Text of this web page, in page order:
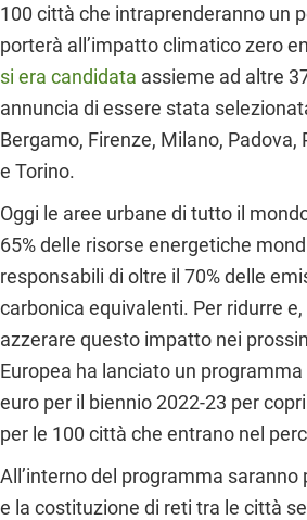
100 città che intraprenderanno un
porterà all’impatto climatico zero
si era candidata assieme ad altre
annuncia di essere stata
Bergamo, Firenze, Milano, Padova,
e Torino.
Oggi le aree urbane di tutto il
65% delle risorse energetiche
responsabili di oltre il 70% delle
carbonica equivalenti. Per ridurre
azzerare questo impatto nei
Europea ha lanciato un
euro per il biennio 2022-23 per
per le 100 città che entrano nel
All’interno del programma
e la costituzione di reti tra le città